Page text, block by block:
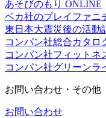
あそびのもり ONLINE
ベカ社のプレイファニ
東日本大震災後の活動
コンパン社総合カタロ
コンパン社フィットネ
コンパン社グリーンラ
お問い合わせ・その他
お問い合わせ